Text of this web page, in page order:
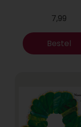
7,99
Bestel